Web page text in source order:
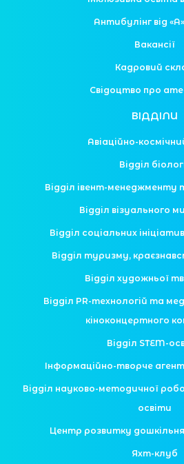
Антибулінг від
Вакансії
Кадровий
Свідоцтво про
ВІДДІЛИ
Авіаційно-
Відділ
Відділ івент-менеджменту
Відділ візуального
Відділ соціальних
Відділ туризму,
Відділ художньої
Відділ PR-технологій та
кіноконцертного
Відділ STEM-
Інформаційно-творче
Відділ науково-методичної
освіти
Центр розвитку
Яхт-клуб